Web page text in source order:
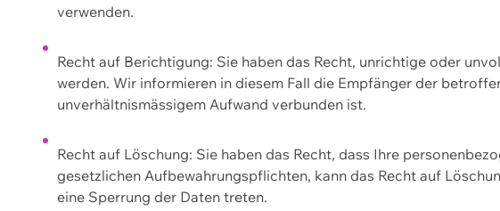
verwenden.
Recht auf Berichtigung: Sie haben das Recht, unrichtige oder
werden. Wir informieren in diesem Fall die Empfänger der
unverhältnismässigem Aufwand verbunden ist.
Recht auf Löschung: Sie haben das Recht, dass Ihre
gesetzlichen Aufbewahrungspflichten, kann das Recht auf
eine Sperrung der Daten treten.